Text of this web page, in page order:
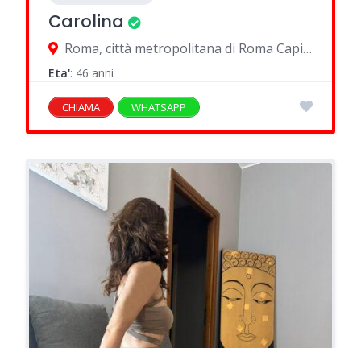
Carolina
Roma, città metropolitana di Roma Capitale, Italia
Eta': 46 anni
CHIAMA WHATSAPP